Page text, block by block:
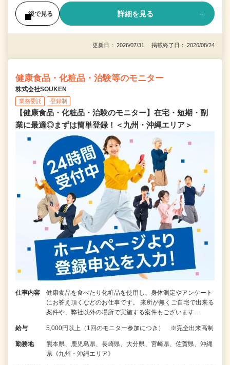
後で見る 詳細を見る
更新日： 2026/07/31 掲載終了日： 2026/08/24
健康食品・化粧品・治験等のモニター
株式会社SOUKEN
業務委託 登録制
【健康食品・化粧品・治験のモニター】在宅・短期・副
業に最適◎まずは簡単登録！＜九州・沖縄エリア＞
仕事内容
健康食品を食べたり化粧品を使用し、身体測定やアンケート
にお答え頂くなどのお仕事です。 来所が無くご自宅で出来る
案件や、弊社以外の場所で実施する案件もございます…
給与 5,000円以上（1回のモニター参加につき） ※完全出来高制
勤務地
熊本県、鹿児島県、長崎県、大分県、宮崎県、佐賀県、沖縄
県《九州・沖縄エリア》